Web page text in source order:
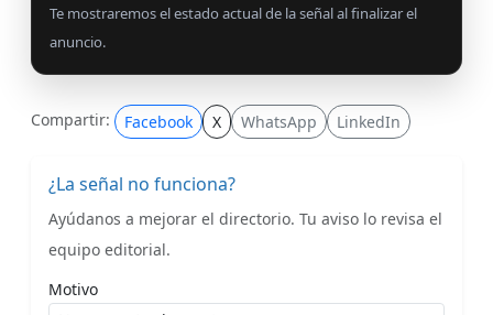
Te mostraremos el estado actual de la señal al finalizar el
anuncio.
Compartir: Facebook X WhatsApp LinkedIn
¿La señal no funciona?
Ayúdanos a mejorar el directorio. Tu aviso lo revisa el
equipo editorial.
Motivo